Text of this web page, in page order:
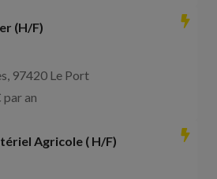
(H/F)
97420 Le Port
par an
Agricole ( H/F)